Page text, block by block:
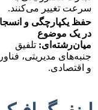
سرعت تغییر می‌کنند.
حفظ یکپارچگی و
در یک موضوع
میان‌رشته‌ای: تلفیق
جنبه‌های مدیریتی،
و اقتصادی.